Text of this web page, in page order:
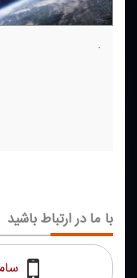
.
با ما در ارتباط باشید